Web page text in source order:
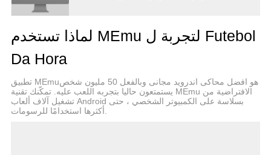
لماذا تستخدم MEmu لتجربة ل Futebol
Da Hora
تطبيق MEmuهو افضل محاكى اندرويد مجانى وبالفعل 50 مليون شخص
يستمتعون حاليا بتجربه اللعب عليه. تمكّنك تقنية MEmu الافتراضية من
تشغيل آلاف ألعاب Android بسلاسة على الكمبيوتر الشخصي ، حتى